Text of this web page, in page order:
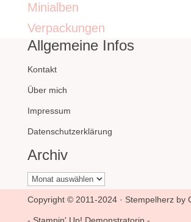
Minialben
Verpackungen
Allgemeine Infos
Kontakt
Über mich
Impressum
Datenschutzerklärung
Archiv
Archiv
Copyright © 2011-2024 · Stempelherz by